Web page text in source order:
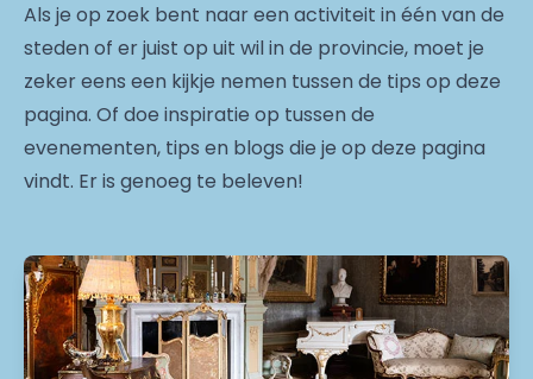
Als je op zoek bent naar een activiteit in één van de
steden of er juist op uit wil in de provincie, moet je
zeker eens een kijkje nemen tussen de tips op deze
pagina. Of doe inspiratie op tussen de
evenementen, tips en blogs die je op deze pagina
vindt. Er is genoeg te beleven!